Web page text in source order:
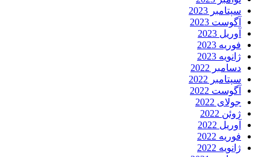
سپتامبر 2023
آگوست 2023
آوریل 2023
فوریه 2023
ژانویه 2023
دسامبر 2022
سپتامبر 2022
آگوست 2022
جولای 2022
ژوئن 2022
آوریل 2022
فوریه 2022
ژانویه 2022